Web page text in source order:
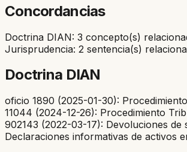
Concordancias
Doctrina DIAN: 3 concepto(s)
Jurisprudencia: 2 sentencia(s)
Doctrina DIAN
oficio 1890 (2025-01-30):
11044 (2024-12-26): Procedimiento
902143 (2022-03-17): Devoluciones de
Declaraciones informativas de activos